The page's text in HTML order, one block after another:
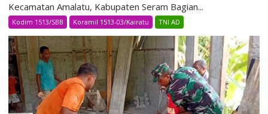
Kecamatan Amalatu, Kabupaten Seram Bagian...
Kodim 1513/SBB Koramil 1513-03/Kairatu TNI AD